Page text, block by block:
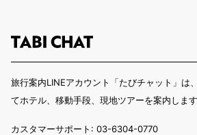
旅行案内LINEアカウント「たびチャット」は
てホテル、移動手段、現地ツアーを案内します
カスタマーサポート: 03-6304-0770